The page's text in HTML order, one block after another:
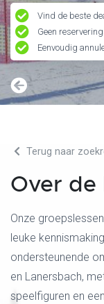
Vind de beste
Geen
Eenvoudig
Terug naar
Over de
Onze
leuke
ondersteunende
en Lanersbach,
speelfiguren en